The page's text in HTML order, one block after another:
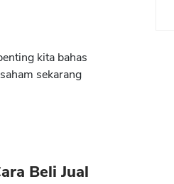
kita bahas
sekarang
Beli Jual